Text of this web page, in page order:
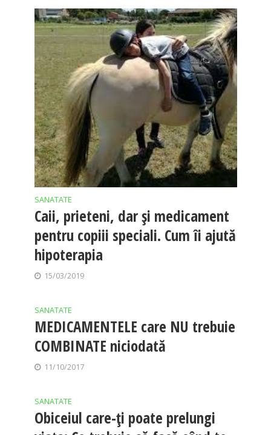
SANATATE
Caii, prieteni, dar și medicament
pentru copiii speciali. Cum îi ajută
hipoterapia
15/03/2019
SANATATE
MEDICAMENTELE care NU trebuie
COMBINATE niciodată
11/10/2017
SANATATE
Obiceiul care-ţi poate prelungi